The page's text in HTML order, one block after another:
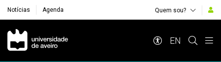
Notícias Agenda Quem sou?
Navegação Principal
EN